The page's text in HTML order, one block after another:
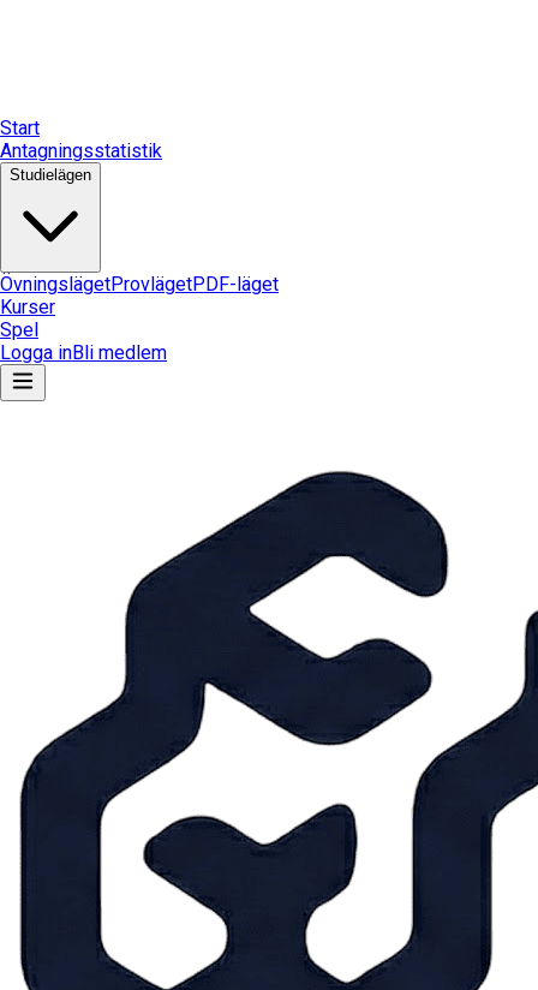
Start
Antagningsstatistik
Studielägen
ÖvningslägetProvlägetPDF-läget
Kurser
Spel
Logga inBli medlem